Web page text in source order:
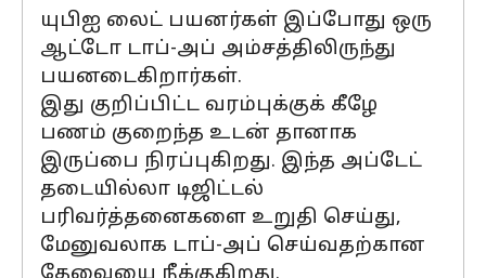
யுபிஐ லைட் பயனர்கள் இப்போது ஒரு
ஆட்டோ டாப்-அப் அம்சத்திலிருந்து
பயனடைகிறார்கள்.
இது குறிப்பிட்ட வரம்புக்குக் கீழே
பணம் குறைந்த உடன் தானாக
இருப்பை நிரப்புகிறது. இந்த அப்டேட்
தடையில்லா டிஜிட்டல்
பரிவர்த்தனைகளை உறுதி செய்து,
மேனுவலாக டாப்-அப் செய்வதற்கான